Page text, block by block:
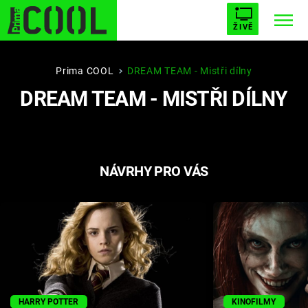
ŽIVĚ
STARHOUSE BUFFY, PŘEMOŽITELKA UPÍRŮ
ESCAPE PLNEJ KOTEL AVENGERS 5
Seriály
Hry
Prima COOL DREAM TEAM - Mistři dílny
DREAM TEAM - MISTŘI DÍLNY
NÁVRHY PRO VÁS
HARRY POTTER KINOFILMY